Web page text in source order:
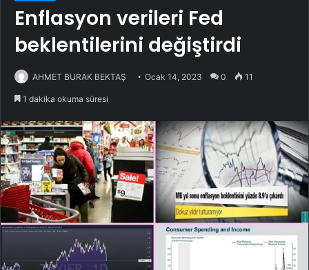
Enflasyon verileri Fed
beklentilerini değiştirdi
AHMET BURAK BEKTAŞ Ocak 14, 2023 0 11
1 dakika okuma süresi